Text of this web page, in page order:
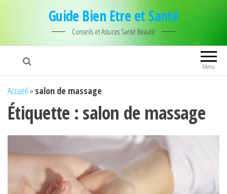
Guide Bien Etre et Santé
Conseils et Astuces Santé Beauté
Menu
Accueil » salon de massage
Étiquette : salon de massage